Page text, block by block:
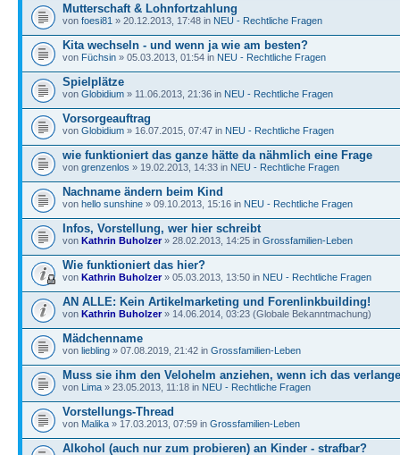
Mutterschaft & Lohnfortzahlung
von foesi81 » 20.12.2013, 17:48 in NEU - Rechtliche Fragen
Kita wechseln - und wenn ja wie am besten?
von Füchsin » 05.03.2013, 01:54 in NEU - Rechtliche Fragen
Spielplätze
von Globidium » 11.06.2013, 21:36 in NEU - Rechtliche Fragen
Vorsorgeauftrag
von Globidium » 16.07.2015, 07:47 in NEU - Rechtliche Fragen
wie funktioniert das ganze hätte da nähmlich eine Frage
von grenzenlos » 19.02.2013, 14:33 in NEU - Rechtliche Fragen
Nachname ändern beim Kind
von hello sunshine » 09.10.2013, 15:16 in NEU - Rechtliche Fragen
Infos, Vorstellung, wer hier schreibt
von Kathrin Buholzer» 28.02.2013, 14:25 in Grossfamilien-Leben
Wie funktioniert das hier?
von Kathrin Buholzer» 05.03.2013, 13:50 in NEU - Rechtliche Fragen
AN ALLE: Kein Artikelmarketing und Forenlinkbuilding!
von Kathrin Buholzer» 14.06.2014, 03:23 (Globale Bekanntmachung)
Mädchenname
von liebling » 07.08.2019, 21:42 in Grossfamilien-Leben
Muss sie ihm den Velohelm anziehen, wenn ich das
von Lima » 23.05.2013, 11:18 in NEU - Rechtliche Fragen
Vorstellungs-Thread
von Malika » 17.03.2013, 07:59 in Grossfamilien-Leben
Alkohol (auch nur zum probieren) an Kinder - strafbar?